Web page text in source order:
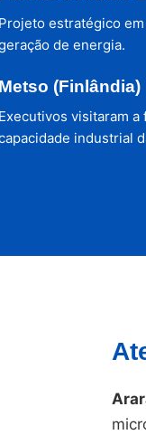
Projeto estratégico
de energia.
Metso (Finlândia)
Executivos visitaram a
industrial